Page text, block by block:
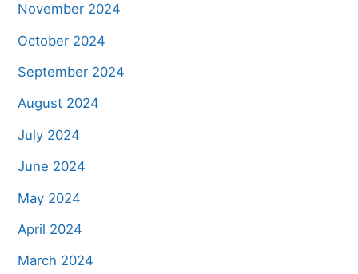
November 2024
October 2024
September 2024
August 2024
July 2024
June 2024
May 2024
April 2024
March 2024